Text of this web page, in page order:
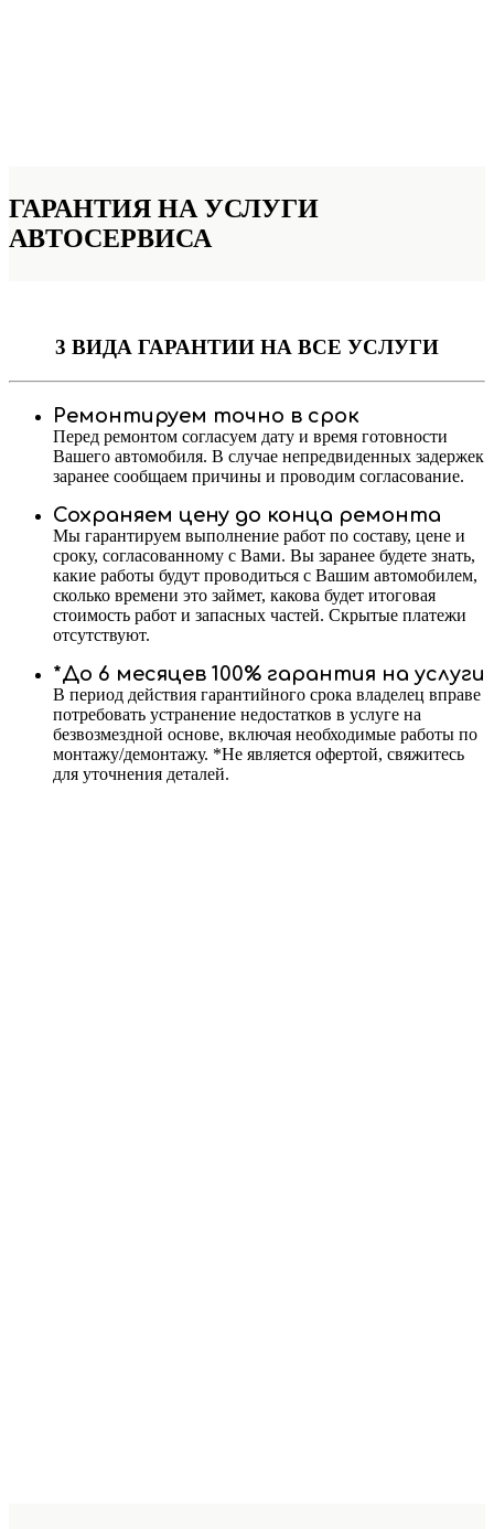
ГАРАНТИЯ НА УСЛУГИ
АВТОСЕРВИСА
3 ВИДА ГАРАНТИИ НА ВСЕ УСЛУГИ
Ремонтируем точно в срок
Перед ремонтом согласуем дату и время готовности
Вашего автомобиля. В случае непредвиденных задержек
заранее сообщаем причины и проводим согласование.
Сохраняем цену до конца ремонта
Мы гарантируем выполнение работ по составу, цене и
сроку, согласованному с Вами. Вы заранее будете знать,
какие работы будут проводиться с Вашим автомобилем,
сколько времени это займет, какова будет итоговая
стоимость работ и запасных частей. Скрытые платежи
отсутствуют.
*До 6 месяцев 100% гарантия на услуги
В период действия гарантийного срока владелец вправе
потребовать устранение недостатков в услуге на
безвозмездной основе, включая необходимые работы по
монтажу/демонтажу. *Не является офертой, свяжитесь
для уточнения деталей.